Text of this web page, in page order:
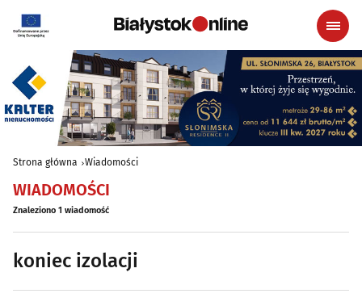
Strona główna Wiadomości
WIADOMOŚCI
Znaleziono 1 wiadomość
koniec izolacji